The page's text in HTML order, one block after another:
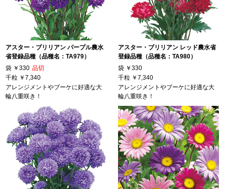
アスター・ブリリアン パープル農水
省登録品種（品種名：TA979）
袋 ￥330 品切
千粒 ￥7,340
アレンジメントやブーケに好適な大
輪八重咲き！
アスター・ブリリアン レッド農水省
登録品種（品種名：TA980）
袋 ￥330
千粒 ￥7,340
アレンジメントやブーケに好適な大
輪八重咲き！